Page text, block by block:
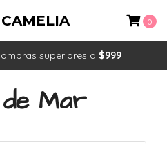
superiores a $999
0
Mar